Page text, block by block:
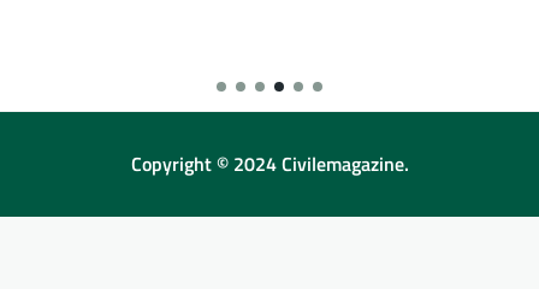
Copyright © 2024 Civilemagazine.